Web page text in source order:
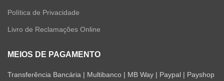
Política de Privacidade
Livro de Reclamações Online
MEIOS DE PAGAMENTO
Transferência Bancária | Multibanco | MB Way | Paypal | Payshop